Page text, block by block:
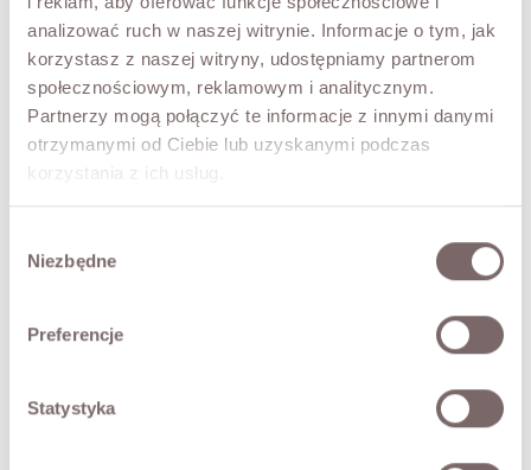
analizować ruch w naszej witrynie. Informacje o tym, jak
korzystasz z naszej witryny, udostępniamy partnerom
społecznościowym, reklamowym i analitycznym.
Partnerzy mogą połączyć te informacje z innymi danymi
otrzymanymi od Ciebie lub uzyskanymi podczas
korzystania z ich usług.
zgody
Niezbędne
Preferencje
Statystyka
• 3/4 sleeves
• round neckline
• relaxed cut
The model is 173 cm tall.